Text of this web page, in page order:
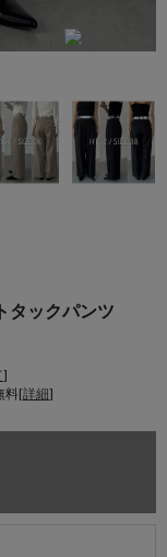
タックパンツ
]
料[詳細]